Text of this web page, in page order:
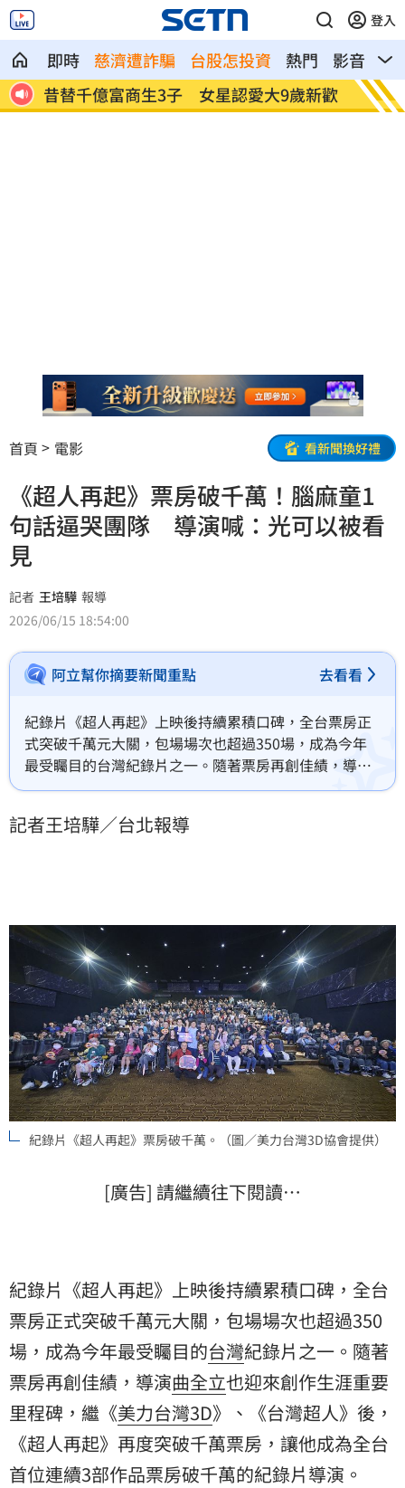
登入
即時 慈濟遭詐騙 台股怎投資 熱門 影音
熱
入
昔替千億富商生3子 女星認愛大9歲新歡
獨／
底
首頁 電影 看新聞換好禮
《超人再起》票房破千萬！腦麻童1
句話逼哭團隊 導演喊：光可以被看
見
記者 王培驊 報導
2026/06/15 18:54:00
阿立幫你摘要新聞重點 去看看
紀錄片《超人再起》上映後持續累積口碑，全台票房正
式突破千萬元大關，包場場次也超過350場，成為今年
最受矚目的台灣紀錄片之一。隨著票房再創佳績，導演
曲全立也迎來創作生涯重要里程碑，繼《美力台灣
房，讓他成為全台首位連續3部作品票房破千萬的紀錄片
記者王培驊／台北報導
紀錄片《超人再起》票房破千萬。（圖／美力台灣3D協會提供）
[廣告] 請繼續往下閱讀…
紀錄片《超人再起》上映後持續累積口碑，全台
票房正式突破千萬元大關，包場場次也超過350
場，成為今年最受矚目的台灣紀錄片之一。隨著
票房再創佳績，導演曲全立也迎來創作生涯重要
里程碑，繼《美力台灣3D》、《台灣超人》後，
《超人再起》再度突破千萬票房，讓他成為全台
首位連續3部作品票房破千萬的紀錄片導演。